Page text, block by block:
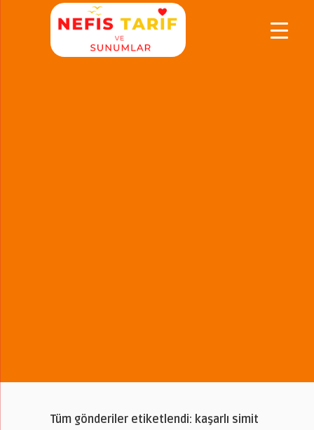
Tüm gönderiler etiketlendi: kaşarlı simit